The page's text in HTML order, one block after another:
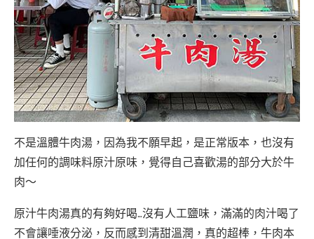
不是溫體牛肉湯，因為我不願早起，是正常版本，也沒有
加任何的調味料原汁原味，覺得自己喜歡湯的部分大於牛
肉～
原汁牛肉湯真的有夠好喝…沒有人工鹽味，滿滿的肉汁喝了
不會讓唾液分泌，反而感到清甜溫潤，真的超棒，牛肉本